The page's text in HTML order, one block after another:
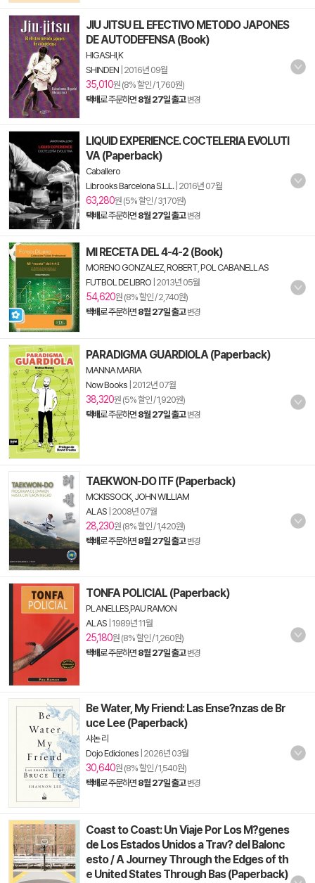
JIU JITSU EL EFECTIVO METODO JAPONES
DE AUTODEFENSA (Book)
HIGASHI,K
SHINDEN 2016년 09월
35,010원 (8% 할인 / 1,760원)
택배로 주문하면 8월 27일 출고 변경
LIQUID EXPERIENCE. COCTELERIA EVOLUTI
VA (Paperback)
Caballero
Librooks Barcelona S.L.L.| 2016년 07월
63,280원 (5% 할인 / 3,170원)
택배로 주문하면 8월 27일 출고 변경
MI RECETA DEL 4-4-2 (Book)
MORENO GONZALEZ, ROBERT POL CABANELLAS
FUTBOL DE LIBRO 2013년 05월
54,620원 (8% 할인 / 2,740원)
택배로 주문하면 8월 27일 출고 변경
PARADIGMA GUARDIOLA (Paperback)
MANNA MARIA
Now Books 2012년 07월
38,320원 (5% 할인 / 1,920원)
택배로 주문하면 8월 27일 출고 변경
TAEKWON-DO ITF (Paperback)
MCKISSOCK, JOHN WILLIAM
ALAS 2008년 07월
28,230원 (8% 할인 / 1,420원)
택배로 주문하면 8월 27일 출고 변경
TONFA POLICIAL (Paperback)
PLANELLES,PAU RAMON
ALAS 1989년 11월
25,180원 (8% 할인 / 1,260원)
택배로 주문하면 8월 27일 출고 변경
Be Water, My Friend: Las Ense?nzas de Br
uce Lee (Paperback)
샤논 리
Dojo Ediciones 2026년 03월
30,640원 (8% 할인 / 1,540원)
택배로 주문하면 8월 27일 출고 변경
Coast to Coast: Un Viaje Por Los M?genes
de Los Estados Unidos a Trav? del Balonc
esto / A Journey Through the Edges of th
e United States Through Bas (Paperback)